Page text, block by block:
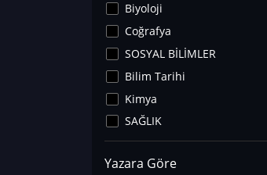
Biyoloji
Coğrafya
SOSYAL BİLİMLER
Bilim Tarihi
Kimya
SAĞLIK
Sanat Tarihi
Fizik
Yazara Göre